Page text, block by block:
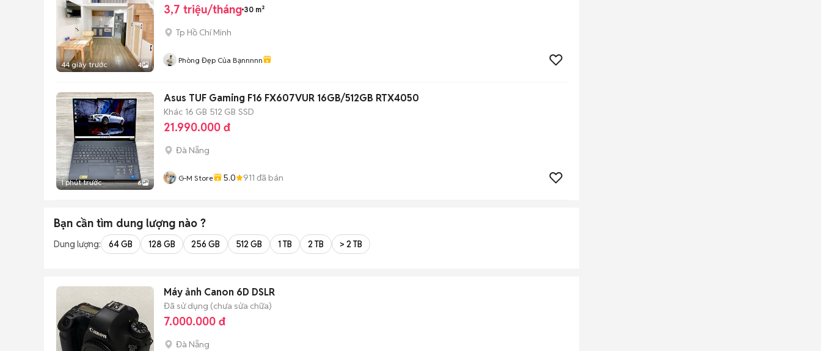
44 giây trước 4
3,7 triệu/tháng 30 m²
Tp Hồ Chí Minh
Phòng Đẹp Của Bạnnnnn
1 phút trước 6
Asus TUF Gaming F16 FX607VUR 16GB/512GB RTX4050
Khác 16 GB 512 GB SSD
21.990.000 đ
Đà Nẵng
G-M Store 5.0 911 đã bán
Bạn cần tìm dung lượng nào ?
Dung lượng: 64 GB 128 GB 256 GB 512 GB 1 TB 2 TB > 2 TB
Máy ảnh Canon 6D DSLR
Đã sử dụng (chưa sửa chữa)
7.000.000 đ
Đà Nẵng